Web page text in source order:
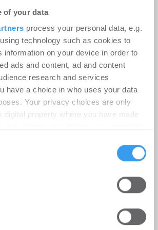
of your data
process your personal data, e.g.
technology such as cookies to
information on your device in order to
ads and content, ad and content
research and services
have a choice in who uses your data
Your privacy choices are only
digital property where you have made
icon.
how your personal data is processed
in the
personalise content and ads, to
features and to analyse our traffic.
verliert an Schwung,
die Immobilienpreise im
-06.08.2026
an Schwung, real sinken die
im Jahresvergleich